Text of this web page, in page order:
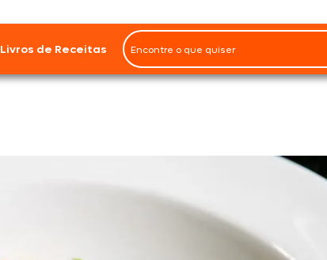
Livros de Receitas
Rendimento4
porções